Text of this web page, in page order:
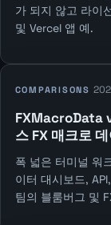
가 되지 않고 라이
및 Vercel 앱 예.
COMPARISONS
FXMacroData
스 FX 매크로
폭 넓은 터미널 워
이터 대시보드,
팀의 블룸버그 및